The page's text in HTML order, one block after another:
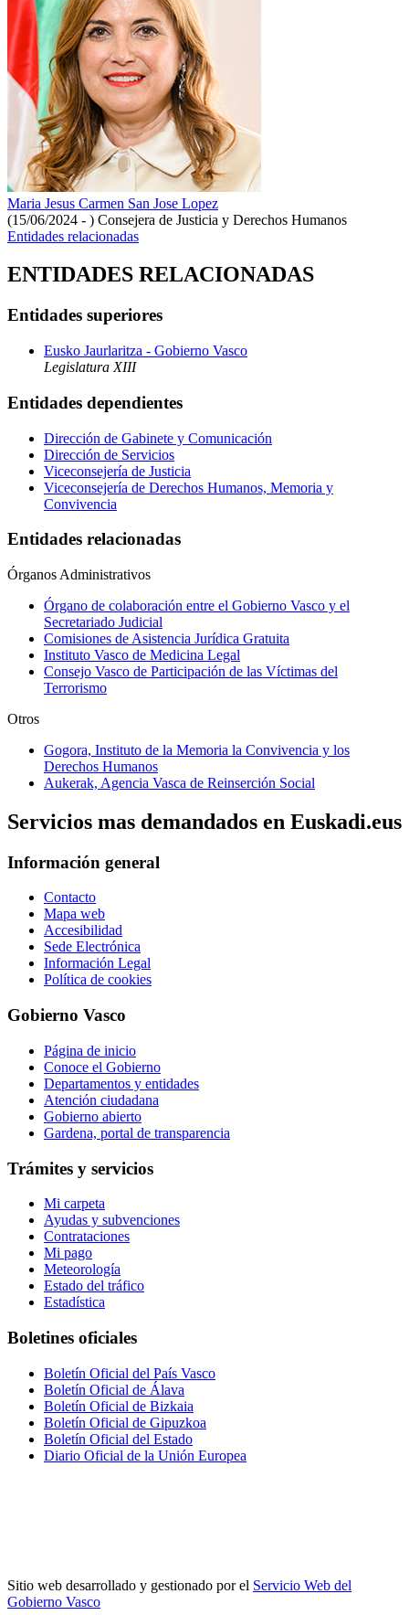
Maria Jesus Carmen San Jose Lopez
(15/06/2024 - ) Consejera de Justicia y Derechos Humanos
Entidades relacionadas
ENTIDADES RELACIONADAS
Entidades superiores
Eusko Jaurlaritza - Gobierno Vasco
Legislatura XIII
Entidades dependientes
Dirección de Gabinete y Comunicación
Dirección de Servicios
Viceconsejería de Justicia
Viceconsejería de Derechos Humanos, Memoria y
Convivencia
Entidades relacionadas
Órganos Administrativos
Órgano de colaboración entre el Gobierno Vasco y el
Secretariado Judicial
Comisiones de Asistencia Jurídica Gratuita
Instituto Vasco de Medicina Legal
Consejo Vasco de Participación de las Víctimas del
Terrorismo
Otros
Gogora, Instituto de la Memoria la Convivencia y los
Derechos Humanos
Aukerak, Agencia Vasca de Reinserción Social
Servicios mas demandados en Euskadi.eus
Información general
Contacto
Mapa web
Accesibilidad
Sede Electrónica
Información Legal
Política de cookies
Gobierno Vasco
Página de inicio
Conoce el Gobierno
Departamentos y entidades
Atención ciudadana
Gobierno abierto
Gardena, portal de transparencia
Trámites y servicios
Mi carpeta
Ayudas y subvenciones
Contrataciones
Mi pago
Meteorología
Estado del tráfico
Estadística
Boletines oficiales
Boletín Oficial del País Vasco
Boletín Oficial de Álava
Boletín Oficial de Bizkaia
Boletín Oficial de Gipuzkoa
Boletín Oficial del Estado
Diario Oficial de la Unión Europea
Sitio web desarrollado y gestionado por el Servicio Web del
Gobierno Vasco